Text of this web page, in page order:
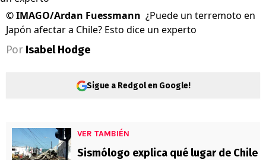
©IMAGO/Ardan Fuessmann ¿Puede un terremoto en
Japón afectar a Chile? Esto dice un experto
Por Isabel Hodge
Sigue a Redgol en Google!
VER TAMBIÉN
Sismólogo explica qué lugar de Chile